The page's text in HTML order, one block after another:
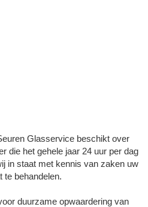
Glasservice beschikt over
die het gehele jaar 24 uur per dag
in staat met kennis van zaken uw
te behandelen.
duurzame opwaardering van